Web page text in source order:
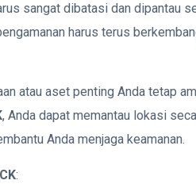
sangat dibatasi dan dipantau
harus terus
atau aset penting Anda tetap
, Anda dapat memantau lokasi
Anda menjaga keamanan.
: